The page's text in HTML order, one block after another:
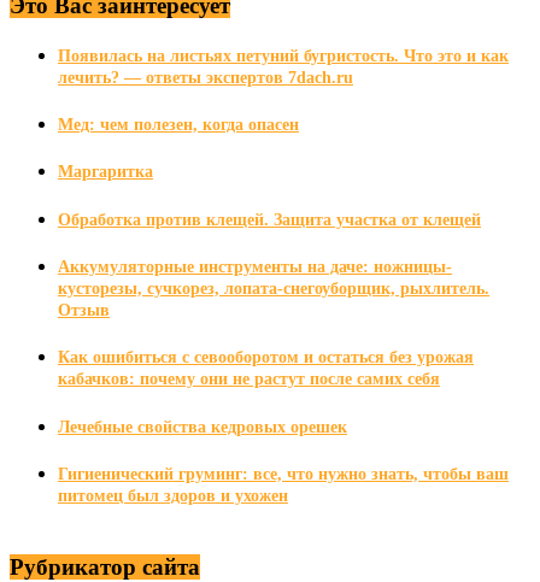
Появилась на листьях петуний бугристость. Что это и как
лечить? — ответы экспертов 7dach.ru
Мед: чем полезен, когда опасен
Маргаритка
Обработка против клещей. Защита участка от клещей
Аккумуляторные инструменты на даче: ножницы-
кусторезы, сучкорез, лопата-снегоуборщик, рыхлитель.
Отзыв
Как ошибиться с севооборотом и остаться без урожая
кабачков: почему они не растут после самих себя
Лечебные свойства кедровых орешек
Гигиенический груминг: все, что нужно знать, чтобы ваш
питомец был здоров и ухожен
Рубрикатор сайта